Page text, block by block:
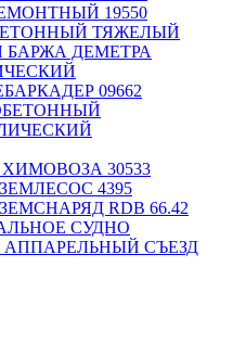
19550
ТЯЖЕЛЫЙ
ДЕМЕТРА
09662
30533
4395
RDB 66.42
СУДНО
СЪЕЗД